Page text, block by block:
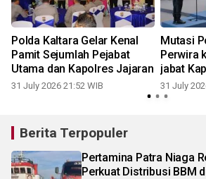
Polda Kaltara Gelar Kenal
Pamit Sejumlah Pejabat
Utama dan Kapolres Jajaran
31 July 2026 21:52 WIB
Mutasi
Perwira
jabat
31 July
Berita Terpopuler
Pertamina Patra Niaga
Perkuat Distribusi BBM